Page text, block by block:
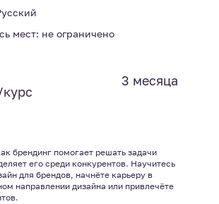
мест: не ограничено
3 месяца
брендинг помогает решать задачи
его среди конкурентов. Научитесь
для брендов, начнёте карьеру в
направлении дизайна или привлечёте